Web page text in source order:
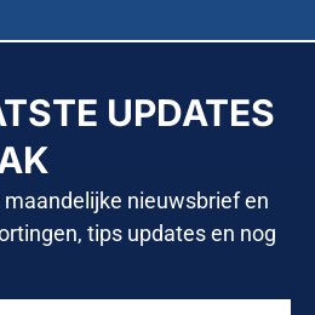
UPDATES
nieuwsbrief en
tips updates en nog